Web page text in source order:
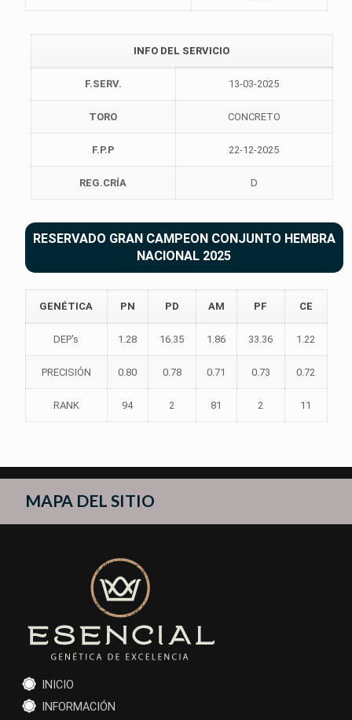
INFO DEL SERVICIO
F.SERV. 13-03-2025
TORO CONCRETO
F.P.P 22-12-2025
REG.CRÍA D
RESERVADO GRAN CAMPEON CONJUNTO HEMBRA
NACIONAL 2025
GENÉTICA PN PD AM PF CE
DEP's 1.28 16.35 1.86 33.36 1.22
PRECISIÓN 0.80 0.78 0.71 0.73 0.72
RANK 94 2 81 2 11
MAPA DEL SITIO
INICIO
INFORMACIÓN